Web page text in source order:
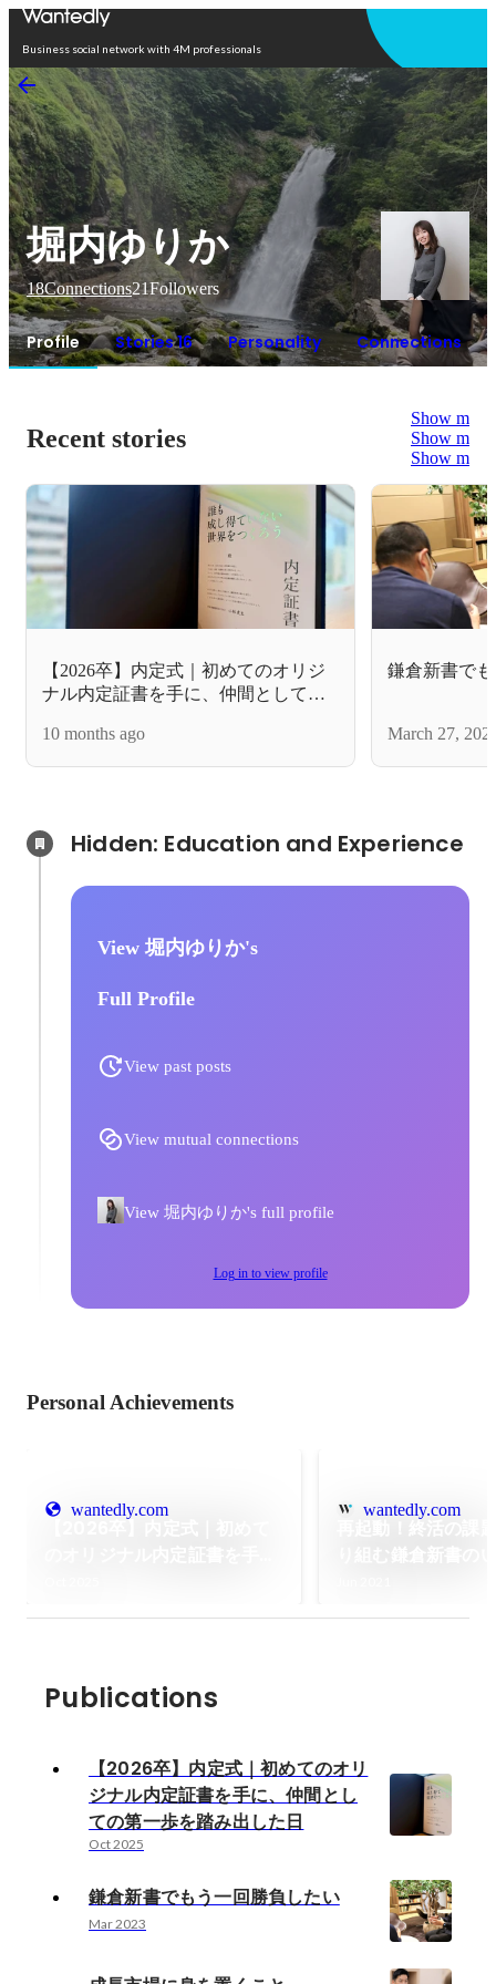
Business social network with 4M professionals
堀内ゆりか
18Connections21Followers
Profile Stories 16 Personality Connections
Recent stories
Show more
Show more
Show more
【2026卒】内定式｜初めてのオリジ
ナル内定証書を手に、仲間としての
10 months ago
鎌倉新書で
March 27,
View 堀内ゆりか's
Full Profile
View past posts
View mutual connections
View 堀内ゆりか's full profile
Log in to view profile
Personal Achievements
wantedly.com wantedly.com
Publications
【2026卒】内定式｜初めてのオリ
ジナル内定証書を手に、仲間とし
ての第一歩を踏み出した日
Oct 2025
鎌倉新書でもう一回勝負したい
Mar 2023